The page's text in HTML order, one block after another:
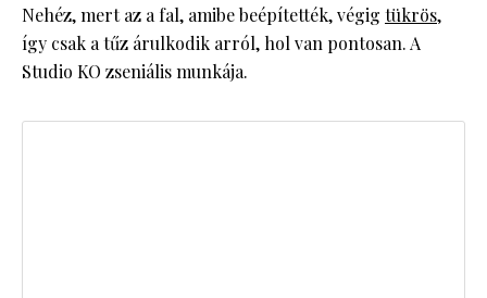
Nehéz, mert az a fal, amibe beépítették, végig tükrös,
így csak a tűz árulkodik arról, hol van pontosan. A
Studio KO zseniális munkája.